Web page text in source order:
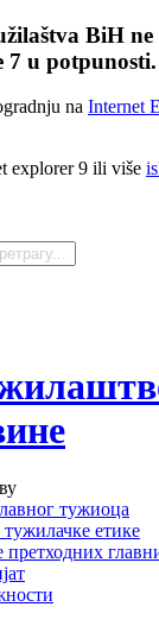
BiH
7 u potpunosti.
na Internet
explorer 9 ili više
тужиоца
етике
претходних